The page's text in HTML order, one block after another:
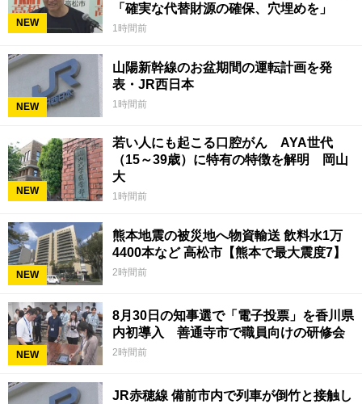
NEW
「確実な代替財源の確保、穴埋めを」
1時間前
NEW
山陽新幹線のお盆期間の運転計画を発
表・JR西日本
1時間前
NEW
若い人にも起こる口腔がん AYA世代
（15～39歳）に特有の特徴を解明 岡山
大
1時間前
NEW
熊本地震の被災地へ物資輸送 飲料水1万
4400本など 高松市【熊本で最大震度7】
2時間前
NEW
8月30日の知事選で「電子投票」を香川県
内初導入 善通寺市で職員向けの研修会
2時間前
JR赤穂線 備前市内で列車が倒竹と接触し